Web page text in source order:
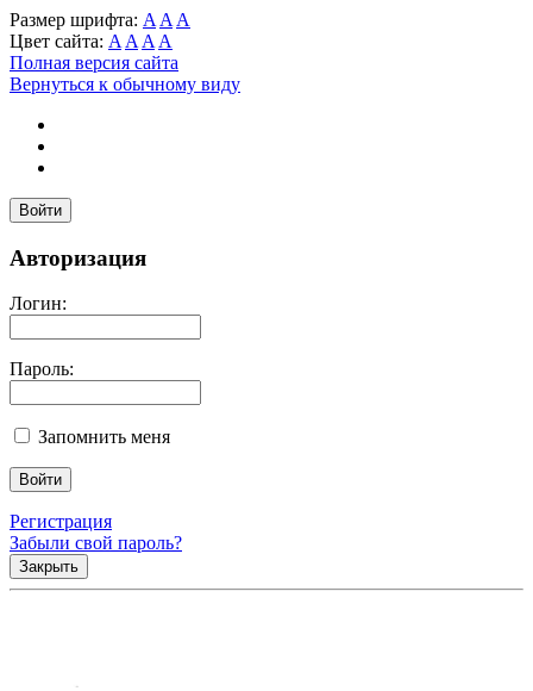
Размер шрифта: A A A
Цвет сайта: A A A A
Полная версия сайта
Вернуться к обычному виду
Войти
Авторизация
Логин:
Пароль:
Запомнить меня
Регистрация
Забыли свой пароль?
Закрыть